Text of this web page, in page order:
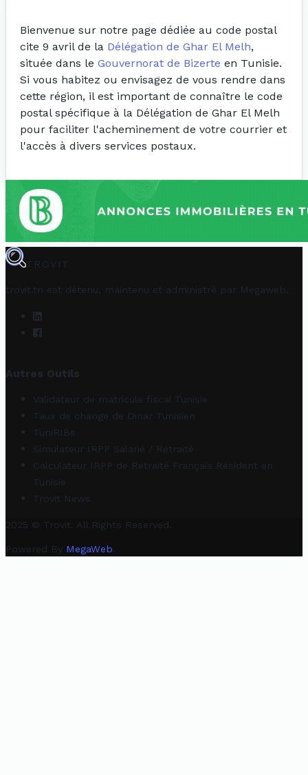
Bienvenue sur notre page dédiée au code postal
cite 9 avril de la Délégation de Ghar El Melh,
située dans le Gouvernorat de Bizerte en Tunisie.
Si vous habitez ou envisagez de vous rendre dans
cette région, il est important de connaître le code
postal spécifique à la Délégation de Ghar El Melh
pour faciliter l'acheminement de votre courrier et
l'accès à divers services postaux.
TROVIT
trovit.tn est détenu, maintenu et administré par Megaweb
Autres Outils
Validateur de matricule fiscal Tunisie
Taux de change de Dinar Tunisien
TuniRIBs
Simulateur IRPP Salarié / Retraité
Calculateur IRPP de Retraité Français Résident en
Tunisie
Trovit News
2025 © Trovit. All Rights Reserved.
Powered By MegaWeb